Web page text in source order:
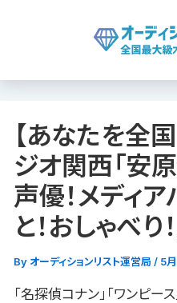
ス
【あなたを全
ジオ関西「安
声優！メディア
と！おしゃべり
By オーディションリスト運営局 / 5
「名探偵コナン」「ワンピ